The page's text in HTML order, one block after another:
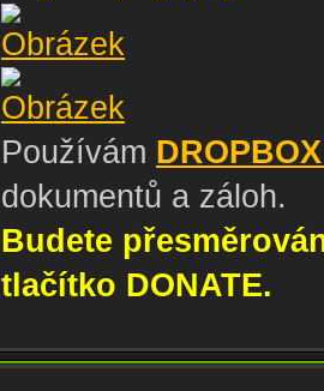
Používám
dokumentů a záloh.
Budete
tlačítko DONATE.